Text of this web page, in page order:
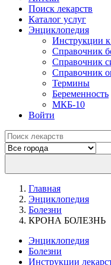
Поиск лекарств
Каталог услуг
Энциклопедия
Инструкции к
Справочник
Справочник
Справочник
Термины
Беременность
МКБ-10
Войти
Главная
Энциклопедия
Болезни
КРОНА БОЛЕЗНЬ
Энциклопедия
Болезни
Инструкции